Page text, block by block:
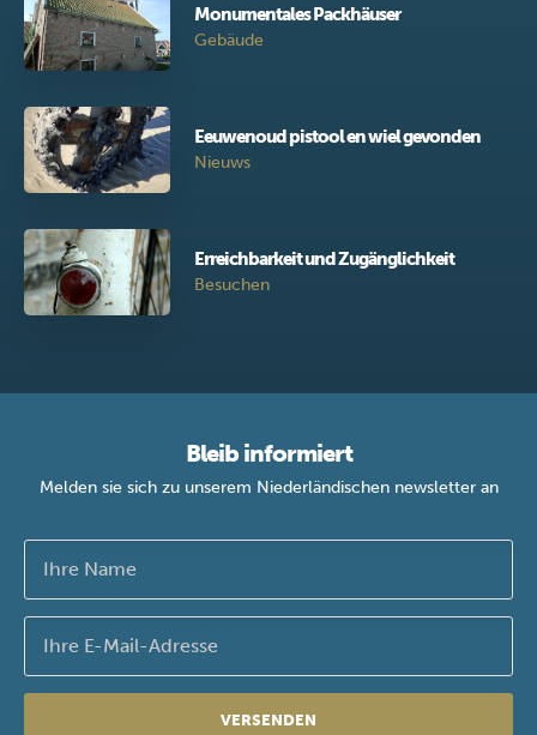
Monumentales Packhäuser
Gebäude
Eeuwenoud pistool en wiel gevonden
Nieuws
Erreichbarkeit und Zugänglichkeit
Besuchen
Bleib informiert
Melden sie sich zu unserem Niederländischen newsletter an
VERSENDEN